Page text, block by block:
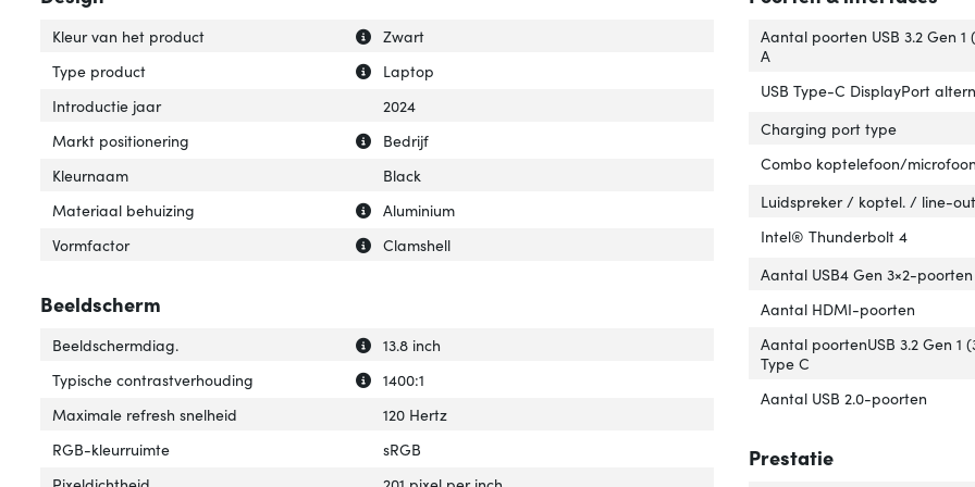
Uitleg over 'Kleur van het product'
Verberg uitleg over 'Kleur van het product'
Kleur van het product
Zwart
Uitleg over 'Type product'
Verberg uitleg over 'Type product'
Type product
Laptop
Introductie jaar
2024
Uitleg over 'Markt positionering'
Verberg uitleg over 'Markt positionering'
Markt positionering
Bedrijf
Kleurnaam
Black
Uitleg over 'Materiaal behuizing'
Verberg uitleg over 'Materiaal behuizing'
Materiaal behuizing
Aluminium
Uitleg over 'Vormfactor'
Verberg uitleg over 'Vormfactor'
Vormfactor Clamshell
Beeldscherm
Uitleg over 'Beeldschermdiag.'
Verberg uitleg over 'Beeldschermdiag.'
Beeldschermdiag.
13.8 inch
Uitleg over 'Typische contrastverhouding'
Verberg uitleg over 'Typische contrastverhouding'
Typische contrastverhouding
1400:1
Maximale refresh snelheid
120 Hertz
RGB-kleurruimte
sRGB
Aantal poorten USB 3.2 Gen 1
A
USB Type-C DisplayPort
Charging port type
Combo koptelefoon/
Luidspreker / koptel. / line-
Intel® Thunderbolt 4
Aantal USB4 Gen 3×2-poorten
Aantal HDMI-poorten
Aantal poortenUSB 3.2 Gen 1
Type C
Aantal USB 2.0-poorten
Prestatie